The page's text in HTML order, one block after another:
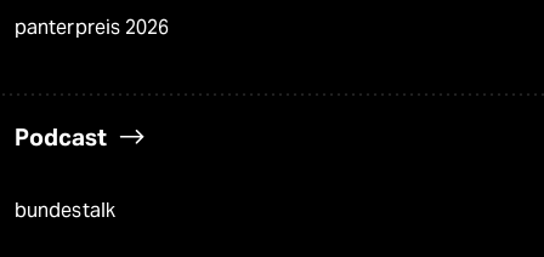
panterpreis 2026
Podcast
bundestalk